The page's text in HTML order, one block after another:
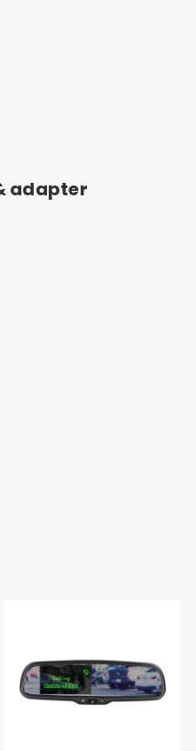
adapter